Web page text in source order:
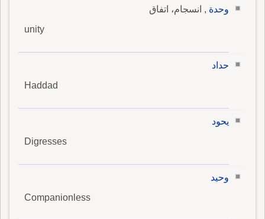
وحدة , انسجام، اتفاق
unity
حداد
Haddad
يحود
Digresses
وحيد
Companionless